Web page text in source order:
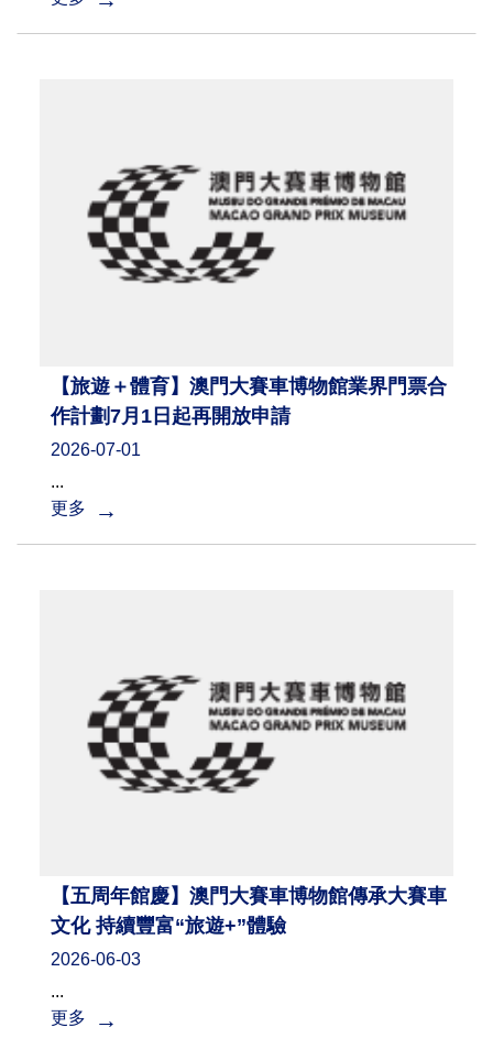
【旅遊＋體育】澳門大賽車博物館業界門票合
作計劃7月1日起再開放申請
2026-07-01
...
更多
【五周年館慶】澳門大賽車博物館傳承大賽車
文化 持續豐富“旅遊+”體驗
2026-06-03
...
更多